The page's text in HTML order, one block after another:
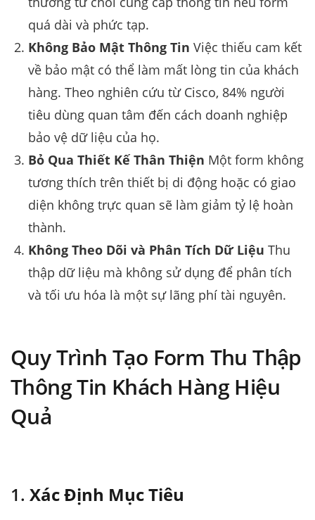
quá dài và phức tạp.
Không Bảo Mật Thông Tin Việc thiếu cam kết
về bảo mật có thể làm mất lòng tin của khách
hàng. Theo nghiên cứu từ Cisco, 84% người
tiêu dùng quan tâm đến cách doanh nghiệp
bảo vệ dữ liệu của họ.
Bỏ Qua Thiết Kế Thân Thiện Một form không
tương thích trên thiết bị di động hoặc có giao
diện không trực quan sẽ làm giảm tỷ lệ hoàn
thành.
Không Theo Dõi và Phân Tích Dữ Liệu Thu
thập dữ liệu mà không sử dụng để phân tích
và tối ưu hóa là một sự lãng phí tài nguyên.
Quy Trình Tạo Form Thu Thập
Thông Tin Khách Hàng Hiệu
Quả
1. Xác Định Mục Tiêu